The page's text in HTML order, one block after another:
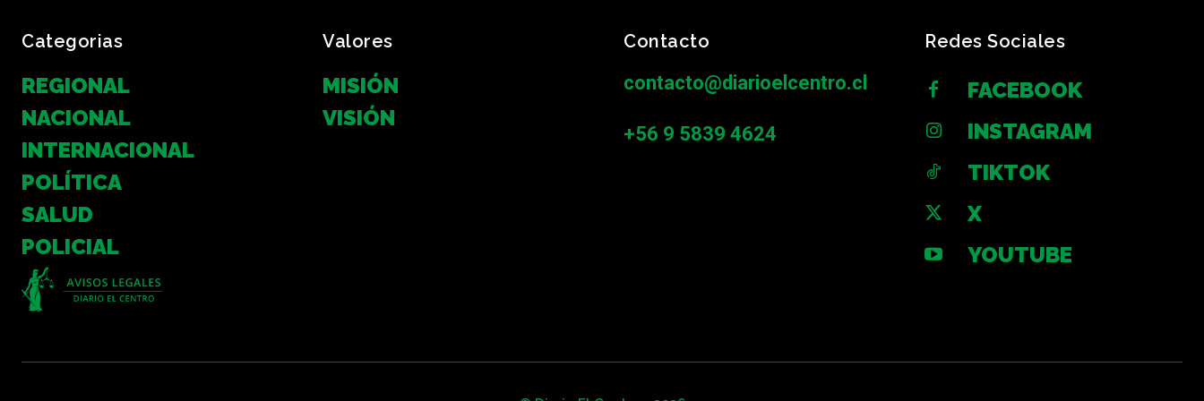
Categorias
REGIONAL
NACIONAL
INTERNACIONAL
POLÍTICA
SALUD
POLICIAL
Valores
MISIÓN
VISIÓN
Contacto
contacto@diarioelcentro.cl
+56 9 5839 4624
Redes Sociales
FACEBOOK
INSTAGRAM
TIKTOK
X
YOUTUBE